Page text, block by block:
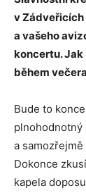
v Zádveřicích
a vašeho
koncertu. Jak
během
Bude to
plnohodnotný
a
Dokonce
kapela